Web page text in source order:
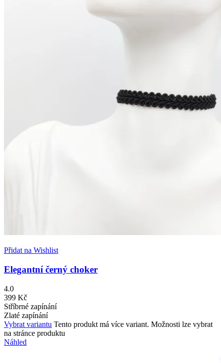
Přidat na Wishlist
Elegantní černý choker
4.0
399 Kč
Stříbrné zapínání
Zlaté zapínání
Vybrat variantu Tento produkt má více variant. Možnosti lze vybrat
na stránce produktu
Náhled